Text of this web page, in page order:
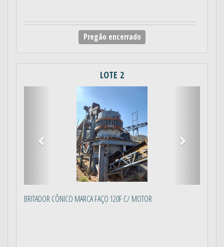
Pregão encerrado
LOTE 2
BRITADOR CÔNICO MARCA FAÇO 120F C/ MOTOR